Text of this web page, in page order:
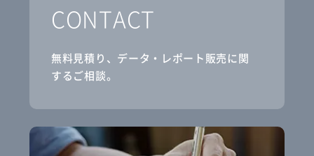
CONTACT
無料見積り、データ・レポート販売に関
するご相談。